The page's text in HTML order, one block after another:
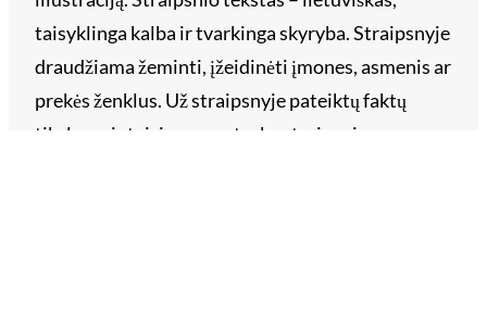
taisyklinga kalba ir tvarkinga skyryba. Straipsnyje
draudžiama žeminti, įžeidinėti įmones, asmenis ar
prekės ženklus. Už straipsnyje pateiktų faktų
tikslumą ir teisingumą atsako straipsnio